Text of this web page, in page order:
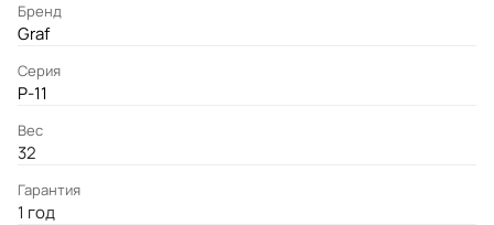
Бренд
Graf
Серия
P-11
Вес
32
Гарантия
1 год